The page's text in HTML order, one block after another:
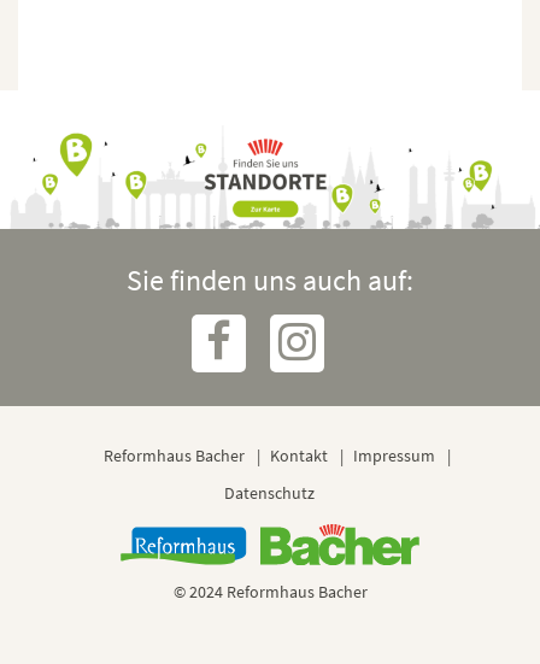
Sie finden uns auch auf:
Reformhaus Bacher Kontakt
Impressum
Datenschutz
© 2024 Reformhaus Bacher